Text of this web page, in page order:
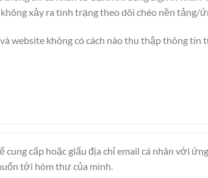
xảy ra tình trạng theo dõi chéo nền tảng/
website không có cách nào thu thập thông
cấp hoặc giấu địa chỉ email cá nhân với
tới hòm thư của mình.